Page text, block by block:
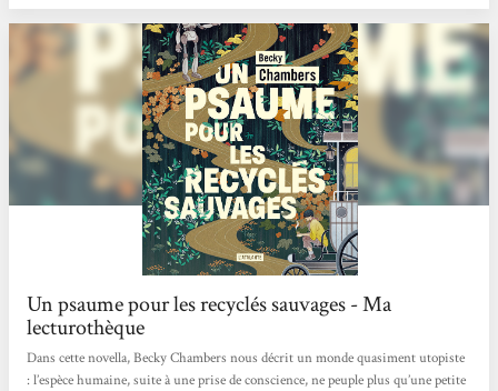
Commence...
Un psaume pour les recyclés sauvages - Ma
lecturothèque
Dans cette novella, Becky Chambers nous décrit un monde quasiment utopiste
: l’espèce humaine, suite à une prise de conscience, ne peuple plus qu’une petite